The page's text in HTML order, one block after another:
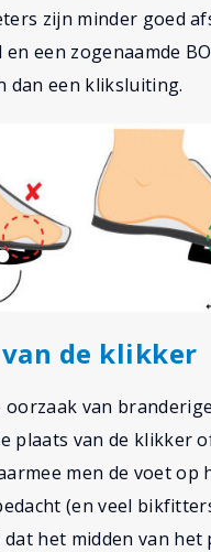
zijn minder goed
een zogenaamde
dan een kliksluiting.
de klikker
oorzaak van branderige
plaats van de klikker
men de voet op
(en veel
het midden van het